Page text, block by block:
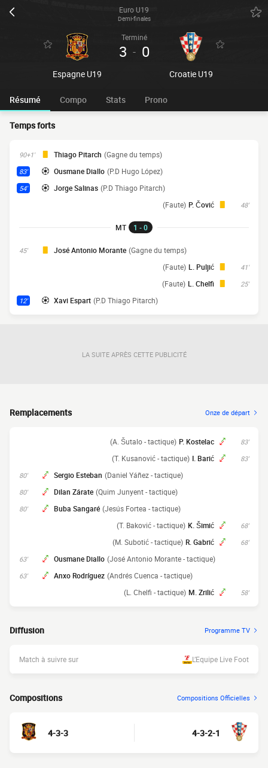
Euro U19
Demi-finales
Espagne U19
Terminé
3 - 0
Croatie U19
Résumé Compo Stats Prono
Temps forts
90+1' Thiago Pitarch (Gagne du temps)
83' Ousmane Diallo (P.D Hugo López)
54' Jorge Salinas (P.D Thiago Pitarch)
48'
P. Čović
(Faute)
MT 1 - 0
45' José Antonio Morante (Gagne du temps)
41'
L. Puljić
(Faute)
25'
L. Chelfi
(Faute)
12' Xavi Espart (P.D Thiago Pitarch)
LA SUITE APRÈS CETTE PUBLICITÉ
Remplacements Onze de départ
83'
P. Kostelac
(A. Šutalo - tactique)
83'
I. Barić
(T. Kusanović - tactique)
80' Sergio Esteban (Daniel Yáñez - tactique)
80' Dilan Zárate (Quim Junyent - tactique)
80' Buba Sangaré (Jesús Fortea - tactique)
68'
K. Šimić
(T. Baković - tactique)
68'
R. Gabrić
(M. Subotić - tactique)
63' Ousmane Diallo (José Antonio Morante - tactique)
63' Anxo Rodríguez (Andrés Cuenca - tactique)
58'
M. Zrilić
(L. Chelfi - tactique)
Diffusion Programme TV
Match à suivre sur L’Equipe Live Foot
Compositions Compositions Officielles
4-3-3 4-3-2-1